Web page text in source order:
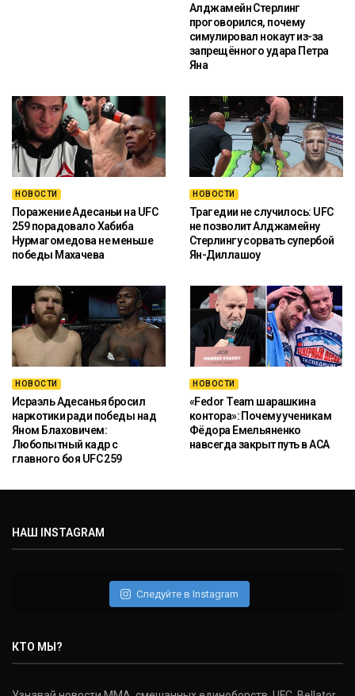
Алджамейн Стерлинг
проговорился, почему
симулировал нокаут из-за
запрещённого удара Петра
Яна
НОВОСТИ
Поражение Адесаньи на UFC
259 порадовало Хабиба
Нурмагомедова не меньше
победы Махачева
НОВОСТИ
Трагедии не случилось: UFC
не позволит Алджамейну
Стерлингу сорвать супербой
Ян-Диллашоу
НОВОСТИ
Исраэль Адесанья бросил
наркотики ради победы над
Яном Блаховичем:
Любопытный кадр с
главного боя UFC 259
НОВОСТИ
«Fedor Team шарашкина
контора»: Почему ученикам
Фёдора Емельяненко
навсегда закрыт путь в ACA
НАШ INSTAGRAM
Следуйте в Instagram
КТО МЫ?